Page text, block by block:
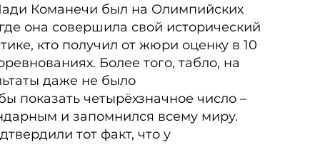
Команечи был на Олимпийских
она совершила свой исторический
кто получил от жюри оценку в 10
Более того, табло, на
даже не было
показать четырёхзначное число –
и запомнился всему миру.
тот факт, что у